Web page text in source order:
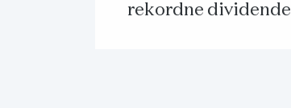
rekordne dividende